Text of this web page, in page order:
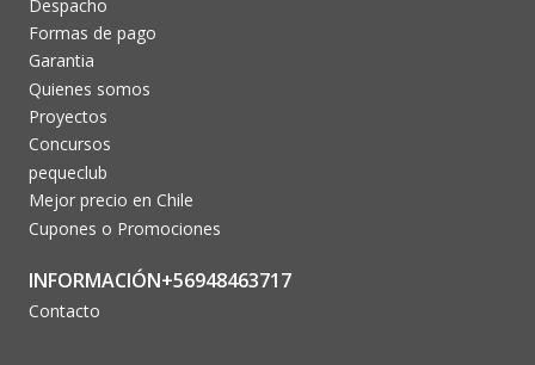
Despacho
Formas de pago
Garantia
Quienes somos
Proyectos
Concursos
pequeclub
Mejor precio en Chile
Cupones o Promociones
INFORMACIÓN+56948463717
Contacto